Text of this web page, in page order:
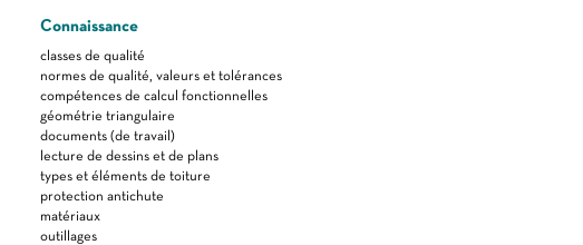
Connaissance
classes de qualité
normes de qualité, valeurs et tolérances
compétences de calcul fonctionnelles
géométrie triangulaire
documents (de travail)
lecture de dessins et de plans
types et éléments de toiture
protection antichute
matériaux
outillages